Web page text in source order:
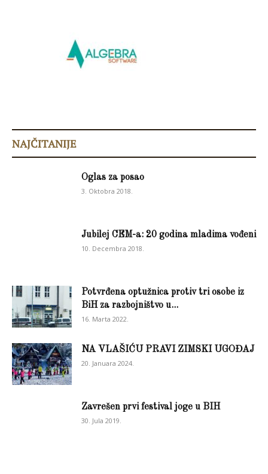
NAJČITANIJE
Oglas za posao
3. Oktobra 2018.
Jubilej CEM-a: 20 godina mladima vođeni
10. Decembra 2018.
Potvrđena optužnica protiv tri osobe iz
BiH za razbojništvo u...
16. Marta 2022.
NA VLAŠIĆU PRAVI ZIMSKI UGOĐAJ
20. Januara 2024.
Zavrešen prvi festival joge u BIH
30. Jula 2019.